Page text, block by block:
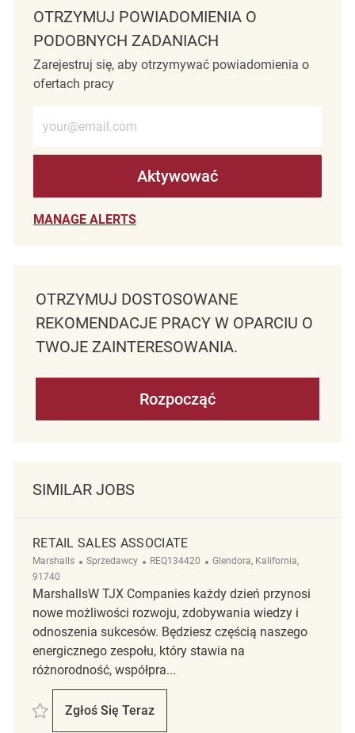
OTRZYMUJ POWIADOMIENIA O
PODOBNYCH ZADANIACH
Zarejestruj się, aby otrzymywać powiadomienia o
ofertach pracy
Aktywować
MANAGE ALERTS
OTRZYMUJ DOSTOSOWANE
REKOMENDACJE PRACY W OPARCIU O
TWOJE ZAINTERESOWANIA.
Rozpocząć
SIMILAR JOBS
RETAIL SALES ASSOCIATE
Marshalls Kategoria
Sprzedawcy ReqId
REQ134420 Lokalizacja
Glendora, Kalifornia,
91740
MarshallsW TJX Companies każdy dzień przynosi
nowe możliwości rozwoju, zdobywania wiedzy i
odnoszenia sukcesów. Będziesz częścią naszego
energicznego zespołu, który stawia na
różnorodność, współpra...
Zapisać Retail Sales Associate REQ134420
Zgłoś Się Teraz
Retail Sales Associate